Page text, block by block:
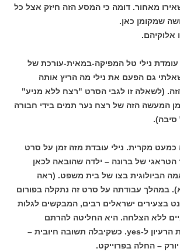
מאחור. דומה כי המסע הזה חיזק אצל כל
שמקומן כאן.
אלוקיהם.
נילי טל המפיקה-במאית-עורכת של
גם הפעם את נילי מה הריץ אותה
(לשאלה זו לגבי הסרט "רצח ללא מניע"
המעשה הזה של רצח נער תמים בידי חבורה
סיבה).
מקרית. נילי עובדת מזה זמן על סרט
של ברונה – ילדה שהובאה לכאן
הביולוגית בצו של בית משפט. (ראה
במהלך עבודתה על סרט זה נתקלה בפורום
בצעירים ישראלים רבים, המבקשים לגלות
ללא הצלחה. היא החליטה להרתם
למשימה והציעה את הרעיון ל-yes. כשקיבלה תשובה חיובית –
– החלה בפרוייקט.